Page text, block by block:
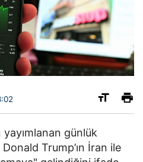
yayımlanan günlük
Trump’ın İran ile